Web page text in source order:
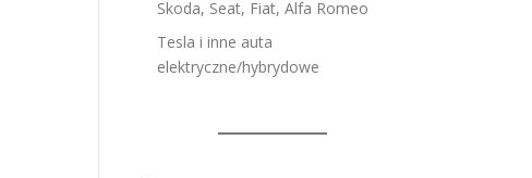
Skoda, Seat, Fiat, Alfa Romeo
Tesla i inne auta
elektryczne/hybrydowe